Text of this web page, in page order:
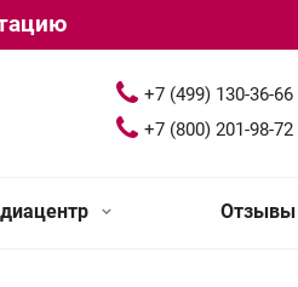
+7 (499) 130-36-66
+7 (800) 201-98-72
Отзывы